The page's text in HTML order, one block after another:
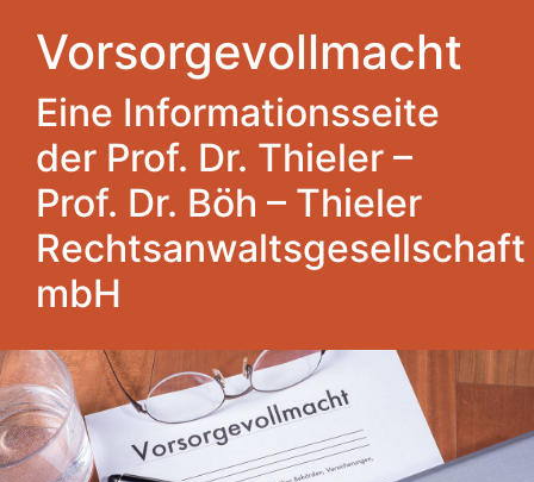
Vorsorgevollmacht
Eine Informationsseite
der Prof. Dr. Thieler –
Prof. Dr. Böh – Thieler
Rechtsanwaltsgesellschaft
mbH